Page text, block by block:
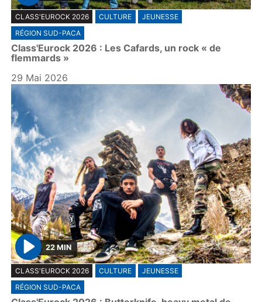
P
l
a
y
CLASS'EUROCK 2026 CULTURE
JEUNESSE
RÉGION SUD-PACA
Class'Eurock 2026 : Les Cafards, un rock « de
flemmards »
29 Mai 2026
P
l
a
22 MIN
CLASS'EUROCK 2026 CULTURE
JEUNESSE
RÉGION SUD-PACA